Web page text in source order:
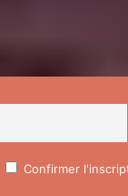
Confirmer